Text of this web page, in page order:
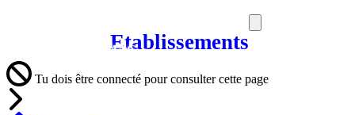
Etablissements
MAG
Tu dois être connecté pour consulter cette page